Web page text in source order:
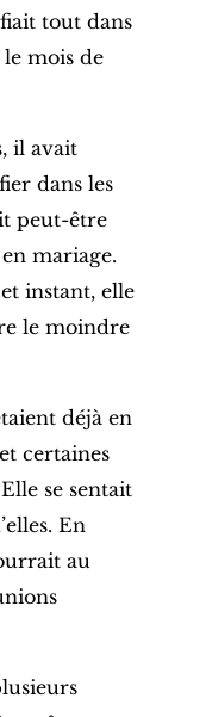
tout dans
mois de
il avait
dans les
peut-être
mariage.
instant, elle
le moindre
déjà en
certaines
se sentait
En
au